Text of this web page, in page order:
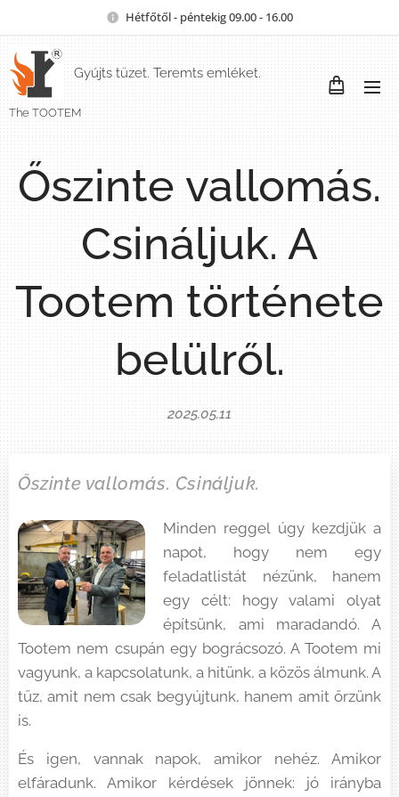
Hétfőtől - péntekig 09.00 - 16.00
Gyújts tüzet. Teremts emléket.
The TOOTEM
Őszinte vallomás.
Csináljuk. A
Tootem története
belülről.
2025.05.11
Őszinte vallomás. Csináljuk.
Minden reggel úgy kezdjük a
napot, hogy nem egy
feladatlistát nézünk, hanem
egy célt: hogy valami olyat
építsünk, ami maradandó. A
Tootem nem csupán egy bográcsozó. A Tootem mi
vagyunk, a kapcsolatunk, a hitünk, a közös álmunk. A
tűz, amit nem csak begyújtunk, hanem amit őrzünk
is.
És igen, vannak napok, amikor nehéz. Amikor
elfáradunk. Amikor kérdések jönnek: jó irányba